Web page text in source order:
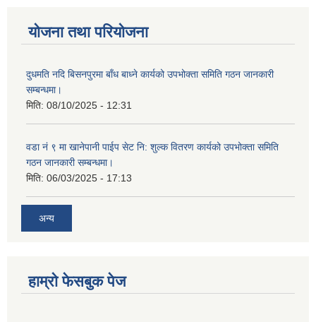
योजना तथा परियोजना
दुधमति नदि बिसनपुरमा बाँध बाध्ने कार्यको उपभोक्ता समिति गठन जानकारी
सम्बन्धमा।
मिति: 08/10/2025 - 12:31
वडा नं ९ मा खानेपानी पाईप सेट नि: शुल्क वितरण कार्यको उपभोक्ता समिति
गठन जानकारी सम्बन्धमा।
मिति: 06/03/2025 - 17:13
अन्य
हाम्राे फेसबुक पेज